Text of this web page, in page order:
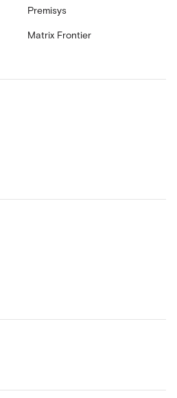
Premisys
Matrix Frontier